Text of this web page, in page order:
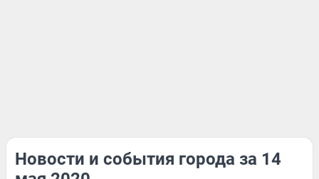
Новости и события города за 14